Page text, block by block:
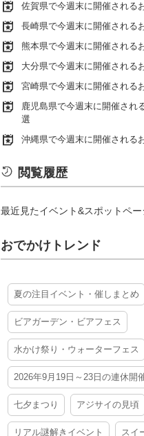
佐賀県で今週末に開催される
長崎県で今週末に開催される
熊本県で今週末に開催される
大分県で今週末に開催される
宮崎県で今週末に開催される
鹿児島県で今週末に開催され
選
沖縄県で今週末に開催される
閲覧履歴
最近見たイベント&スポットペー
おでかけトレンド
夏の注目イベント・催しまとめ
ビアガーデン・ビアフェス
水かけ祭り・ウォーターフェス
2026年9月19日～23日の連休開
七夕まつり アジサイの見頃
リアル謎解きイベント スイ